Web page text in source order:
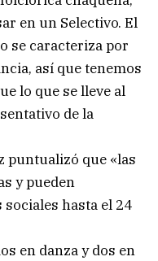
en un Selectivo. El
se caracteriza por
así que tenemos
lo que se lleve al
de la
puntualizó que «las
y pueden
hasta el 24
en danza y dos en